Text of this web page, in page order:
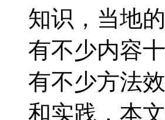
知识，当地
有不少内容
有不少方法
和实践，本